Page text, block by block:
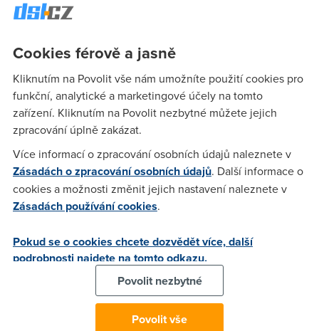
dva preklady zasebou. Mam-li aktivni NAT na modemu tak je
Zajimalo by me jak to bude v brigde modu bez preladu
adres. Jakou adresu bude mit modem, jaka bude pridelena
nebo jakou musim pridelit na rozhrani zapojene za modem?
Zkousel jsem modem do tohoto rezimu prepnout,ale
nepodarilo se mi to sprovoznit. Diky vsem za radu.
Luki(2.10.2006 14:09:01)
A proc tam davas dalsi router, kdyz je 510 i Zyxel router?
tady bylo tak koukej hledat.
(2.10.2006 14:34:42)
Ten dalsi router je nezbytny, sluzby ktere vyzaduji nelze na
Cookies férově a jasně
Kliknutím na Povolit vše nám umožníte použití cookies pro
funkční, analytické a marketingové účely na tomto
zařízení. Kliknutím na Povolit nezbytné můžete jejich
zpracování úplně zakázat.
Více informací o zpracování osobních údajů naleznete v
Zásadách o zpracování osobních údajů. Další informace o
cookies a možnosti změnit jejich nastavení naleznete v
Zásadách používání cookies.
Pokud se o cookies chcete dozvědět více, další
podrobnosti najdete na tomto odkazu.
Povolit nezbytné
Povolit vše